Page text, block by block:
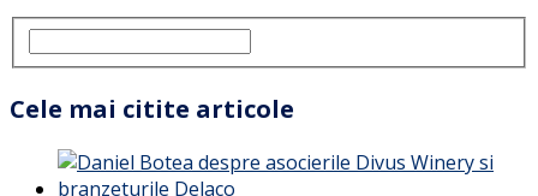
Cele mai citite articole